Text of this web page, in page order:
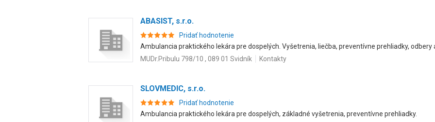
ABASIST, s.r.o.
Pridať hodnotenie
Ambulancia praktického lekára pre dospelých. Vyšetrenia, liečba, preventívne prehliadky, odbery
MUDr.Pribulu 798/10 , 089 01 Svidník
Kontakty
SLOVMEDIC, s.r.o.
Pridať hodnotenie
Ambulancia praktického lekára pre dospelých, základné vyšetrenia, preventívne prehliadky.